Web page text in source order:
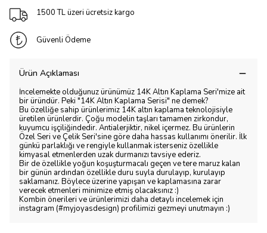
1500 TL üzeri ücretsiz kargo
Güvenli Ödeme
Ürün Açıklaması
İncelemekte olduğunuz ürünümüz 14K Altın Kaplama Seri'mize ait
bir üründür. Peki "14K Altın Kaplama Serisi" ne demek?
Bu özelliğe sahip ürünlerimiz 14K altın kaplama teknolojisiyle
üretilen ürünlerdir. Çoğu modelin taşları tamamen zirkondur,
kuyumcu işçiliğindedir. Antialerjiktir, nikel içermez. Bu ürünlerin
Özel Seri ve Çelik Seri'sine göre daha hassas kullanımı önerilir. İlk
günkü parlaklığı ve rengiyle kullanmak isterseniz özellikle
kimyasal etmenlerden uzak durmanızı tavsiye ederiz.
Bir de özellikle yoğun koşuşturmacalı geçen ve tere maruz kalan
bir günün ardından özellikle duru suyla durulayıp, kurulayıp
saklamanız. Böylece üzerine yapışan ve kaplamasına zarar
verecek etmenleri minimize etmiş olacaksınız :)
Kombin önerileri ve ürünlerimizi daha detaylı incelemek için
instagram (#myjoyasdesign) profilimizi gezmeyi unutmayın :)